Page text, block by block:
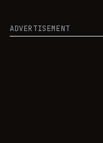
ADVERTISEMENT